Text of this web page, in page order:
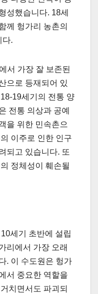
성했습니다. 18세
께 헝가리 농촌의
다.
서 가장 잘 보존된
으로 등재되어 있
19세기의 전통 양
전통 의상과 공예
을 위한 민속촌으
이주로 인한 인구
되고 있습니다. 또
정체성이 훼손될
세기 초반에 설립
리에서 가장 오래
. 이 수도원은 헝가
서 중요한 역할을
치면서도 파괴되